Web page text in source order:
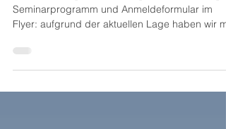
Boden entsorgen Bauvertragsrecht Einladung,
Flyer: aufgrund der aktuellen Lage haben wir mit
den Ref